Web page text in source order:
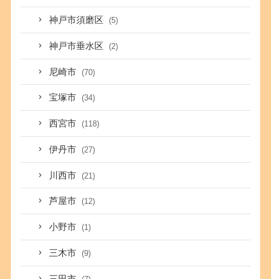
神戸市須磨区 (5)
神戸市垂水区 (2)
尼崎市 (70)
宝塚市 (34)
西宮市 (118)
伊丹市 (27)
川西市 (21)
芦屋市 (12)
小野市 (1)
三木市 (9)